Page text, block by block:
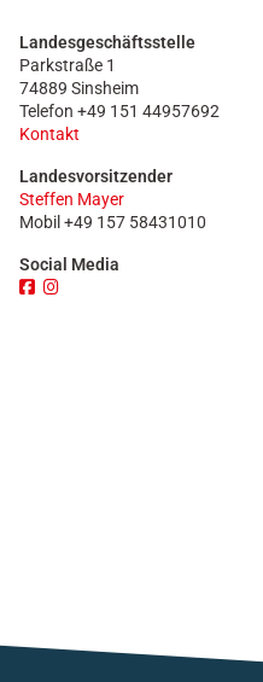
Landesgeschäftsstelle
Parkstraße 1
74889 Sinsheim
Telefon +49 151 44957692
Kontakt
Landesvorsitzender
Steffen Mayer
Mobil +49 157 58431010
Social Media